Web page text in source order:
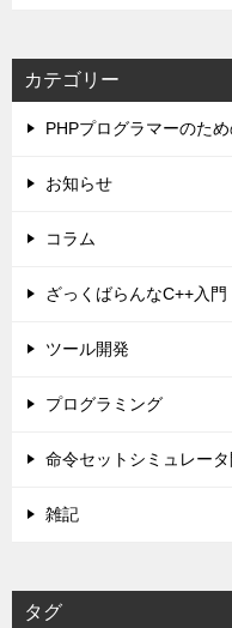
カテゴリー
PHPプログラマーのた
お知らせ
コラム
ざっくばらんなC++入門
ツール開発
プログラミング
命令セットシミュレー
雑記
タグ